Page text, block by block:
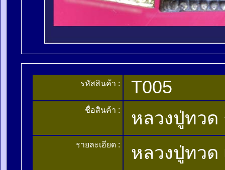
รหัสสินค้า : T005
ชื่อสินค้า : หลวงปู่ทวด
รายละเอียด :
หลวงปู่ทวด